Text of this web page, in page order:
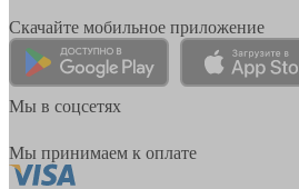
Скачайте мобильное приложение
Мы в соцсетях
Мы принимаем к оплате